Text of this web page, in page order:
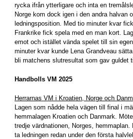
rycka ifrån ytterligare och inta en
Norge kom dock igen i den andra halvan
ledningsposition. Med tio minuter kvar
Frankrike fick spela med en man kort.
emot och istället vända spelet till sin
minuter kvar kunde Lena Grandveau
bli matchens slutresultat som gav guldet
Handbolls VM 2025
Herrarnas VM i Kroatien, Norge och
Lagen som nådde hela vägen till final i
hemmalagen Kroatien och Danmark.
tredje värdnationen, Norges,
ta ledningen redan under den första